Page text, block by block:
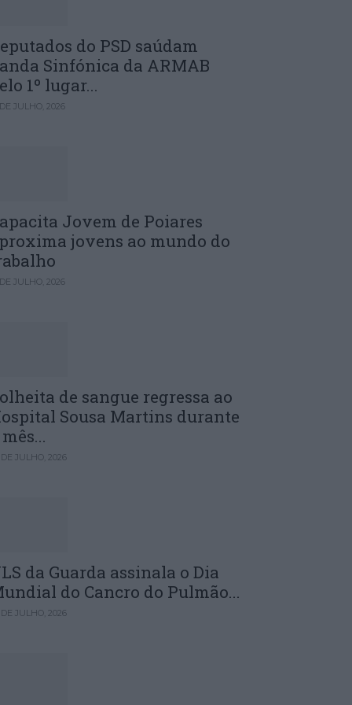
do PSD saúdam
Sinfónica da ARMAB
1º lugar...
JULHO, 2026
Jovem de Poiares
jovens ao mundo do
JULHO, 2026
de sangue regressa ao
Sousa Martins durante
JULHO, 2026
da Guarda assinala o Dia
do Cancro do Pulmão...
JULHO, 2026